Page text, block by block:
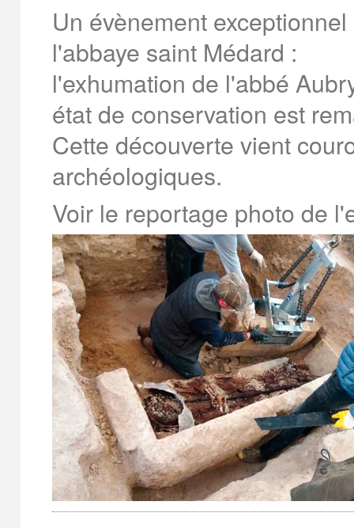
Un évènement
l'abbaye saint Médard :
l'exhumation de l'abbé
état de conservation est
Cette découverte vient
archéologiques.
Voir le reportage photo de